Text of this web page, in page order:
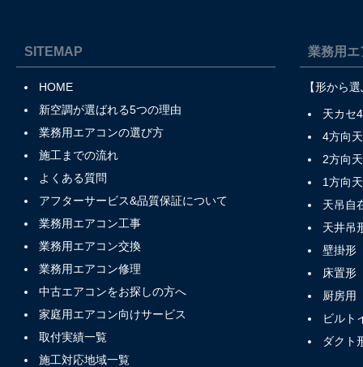
SITEMAP
HOME
新空調が選ばれる5つの理由
業務用エアコンの選び方
施工までの流れ
よくある質問
アフターサービス&品質保証について
業務用エアコン工事
業務用エアコン交換
業務用エアコン修理
中古エアコンをお探しの方へ
家庭用エアコン向けサービス
取付実績一覧
施工対応地域一覧
業務用エ
【形から
天カセ
4方向
2方向
1方向
天吊自
天井吊
壁掛形
床置形
厨房用
ビルト
ダクト